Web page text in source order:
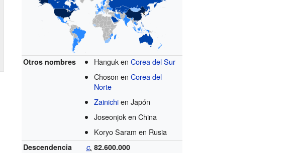
Otros nombres Hanguk en Corea del Sur
Choson en Corea del
Norte
Zainichien Japón
Joseonjok en China
Koryo Saram en Rusia
Descendencia c. 82.600.000